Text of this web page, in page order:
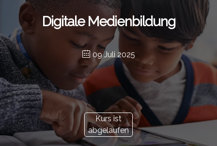
Digitale Medienbildung
09 Juli 2025
Kurs ist
abgelaufen